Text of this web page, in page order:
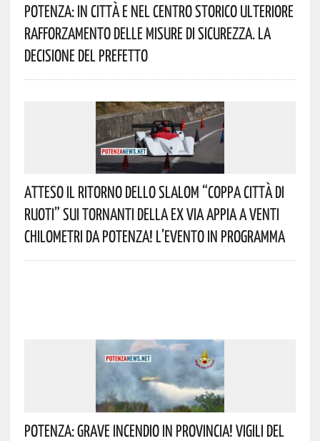
Potenza: In Città E Nel Centro Storico Ulteriore
Rafforzamento Delle Misure Di Sicurezza. La
Decisione Del Prefetto
Atteso Il Ritorno Dello Slalom “Coppa Città Di
Ruoti” Sui Tornanti Della Ex Via Appia A Venti
Chilometri Da Potenza! L’evento In Programma
Potenza: Grave Incendio In Provincia! Vigili Del